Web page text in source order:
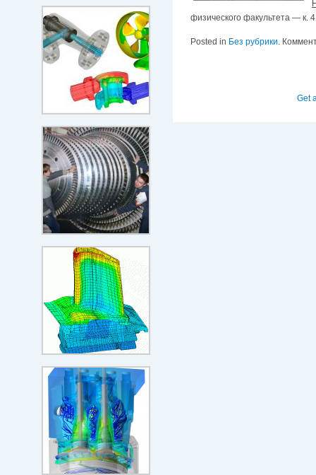
физического факультета — к.
Posted in Без рубрики.
Get